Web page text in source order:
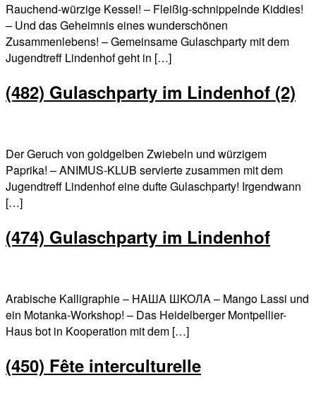
Rauchend-würzige Kessel! – Fleißig-schnippelnde Kiddies!
– Und das Geheimnis eines wunderschönen
Zusammenlebens! – Gemeinsame Gulaschparty mit dem
Jugendtreff Lindenhof geht in […]
(482) Gulaschparty im Lindenhof (2)
Der Geruch von goldgelben Zwiebeln und würzigem
Paprika! – ANIMUS-KLUB servierte zusammen mit dem
Jugendtreff Lindenhof eine dufte Gulaschparty! Irgendwann
[…]
(474) Gulaschparty im Lindenhof
Arabische Kalligraphie – HAШA ШKOЛA – Mango Lassi und
ein Motanka-Workshop! – Das Heidelberger Montpellier-
Haus bot in Kooperation mit dem […]
(450) Fête interculturelle